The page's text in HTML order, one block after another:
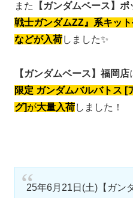
また 【ガンダムベース】
戦士ガンダムZZ』系キッ
などが入荷しました✨
【ガンダムベース】福岡店
限定 ガンダムバルバトス [
グ]が大量入荷しました！
25年6月21日(土)【ガン